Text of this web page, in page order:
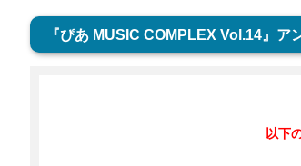
『ぴあ MUSIC COMPLEX Vol.14』ア
以下